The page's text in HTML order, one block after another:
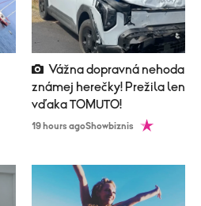
známej herečky! Prežila len
vďaka TOMUTO!
19 hours agoShowbiznis